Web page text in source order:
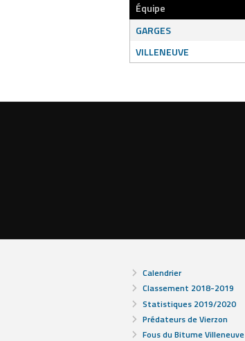
Équipe
GARGES
VILLENEUVE
Calendrier
Classement 2018-2019
Statistiques 2019/2020
Prédateurs de Vierzon
Fous du Bitume Villeneuve